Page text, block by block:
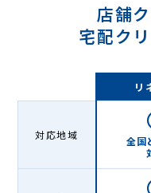
Lenet〈リ
店舗
宅配ク
リ
対応地域
全国